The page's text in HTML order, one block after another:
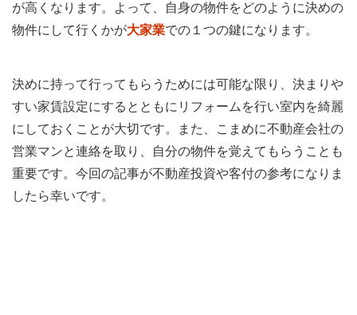
が高くなります。よって、自身の物件をどのように決めの
物件にして行くかが大家業での１つの鍵になります。
決めに持って行ってもらうためには可能な限り、決まりや
すい家賃設定にするとともにリフォームを行い室内を綺麗
にしておくことが大切です。また、こまめに不動産会社の
営業マンと連絡を取り、自分の物件を覚えてもらうことも
重要です。今回の記事が不動産投資や客付の参考になりま
したら幸いです。